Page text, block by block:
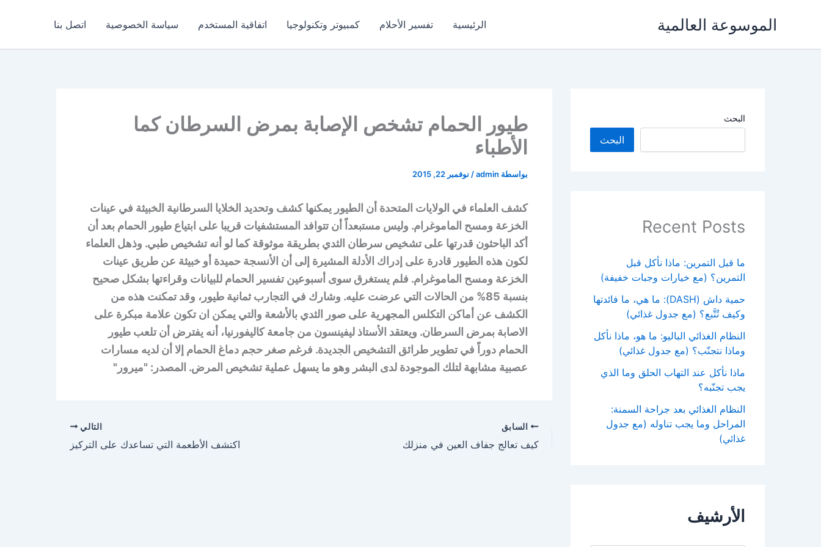
الموسوعة العالمية الرئيسية تفسير الأحلام كمبيوتر وتكنولوجيا اتفاقية المستخدم سياسة الخصوصية اتصل بنا
البحث
البحث
Recent Posts
ما قبل التمرين: ماذا نأكل قبل
التمرين؟ (مع خيارات وجبات خفيفة)
حمية داش (DASH): ما هي، ما فائدتها
وكيف تُتَّبع؟ (مع جدول غذائي)
النظام الغذائي الباليو: ما هو، ماذا نأكل
وماذا نتجنّب؟ (مع جدول غذائي)
ماذا نأكل عند التهاب الحلق وما الذي
يجب تجنّبه؟
النظام الغذائي بعد جراحة السمنة:
المراحل وما يجب تناوله (مع جدول
غذائي)
الأرشيف
طيور الحمام تشخص الإصابة بمرض السرطان كما
الأطباء
بواسطة admin
/ نوفمبر 22, 2015
كشف العلماء في الولايات المتحدة أن الطيور يمكنها كشف وتحديد الخلايا السرطانية الخبيثة في عينات
الخزعة ومسح الماموغرام. وليس مستبعداً أن تتوافد المستشفيات قريبا على ابتياع طيور الحمام بعد أن
أكد الباحثون قدرتها على تشخيص سرطان الثدي بطريقة موثوقة كما لو أنه تشخيص طبي. وذهل العلماء
لكون هذه الطيور قادرة على إدراك الأدلة المشيرة إلى أن الأنسجة حميدة أو خبيثة عن طريق عينات
الخزعة ومسح الماموغرام. فلم يستغرق سوى أسبوعين تفسير الحمام للبيانات وقراءتها بشكل صحيح
بنسبة 85% من الحالات التي عرضت عليه. وشارك في التجارب ثمانية طيور، وقد تمكنت هذه من
الكشف عن أماكن التكلس المجهرية على صور الثدي بالأشعة والتي يمكن ان تكون علامة مبكرة على
الاصابة بمرض السرطان. ويعتقد الأستاذ ليفينسون من جامعة كاليفورنيا، أنه يفترض أن تلعب طيور
الحمام دوراً في تطوير طرائق التشخيص الجديدة. فرغم صغر حجم دماغ الحمام إلا أن لديه مسارات
عصبية مشابهة لتلك الموجودة لدى البشر وهو ما يسهل عملية تشخيص المرض. المصدر: "ميرور"
السابق
كيف تعالج جفاف العين في منزلك
التالي
اكتشف الأطعمة التي تساعدك على التركيز